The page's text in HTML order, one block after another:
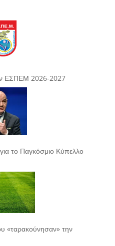
ΕΣΠΕΜ 2026-2027
το Παγκόσμιο Κύπελλο
«ταρακούνησαν» την